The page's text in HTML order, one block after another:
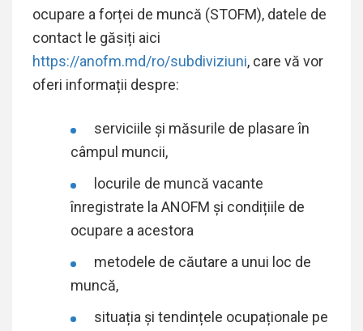
ocupare a forței de muncă (STOFM), datele de
contact le găsiți aici
https://anofm.md/ro/subdiviziuni, care vă vor
oferi informații despre:
serviciile și măsurile de plasare în
câmpul muncii,
locurile de muncă vacante
înregistrate la ANOFM și condițiile de
ocupare a acestora
metodele de căutare a unui loc de
muncă,
situația și tendințele ocupaționale pe